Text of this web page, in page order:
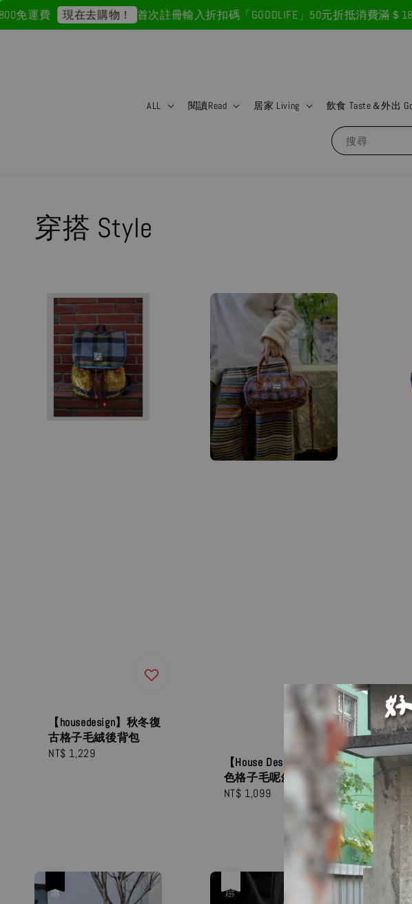
運費 現在去購物！ 首次註冊輸入折扣碼「GOODLIFE」50元折抵消費滿＄1800
搜尋
ALL 閱讀Read 居家 Living 飲食 Taste＆外出
穿搭 Style
【housedesign】秋冬復
古格子毛絨後背包
Regular
NT$ 1,229
【House Design】復古紫
色格子毛呢斜背包
Regular
NT$ 1,099